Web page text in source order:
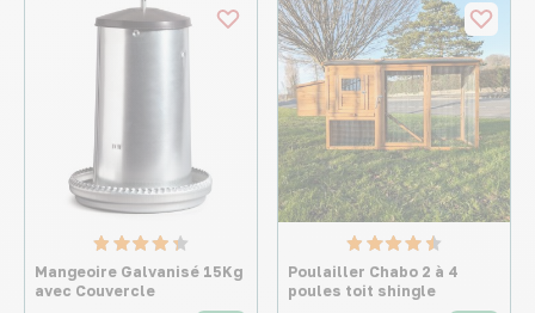
Mangeoire Galvanisé 15Kg
avec Couvercle
Poulailler Chabo 2 à 4
poules toit shingle